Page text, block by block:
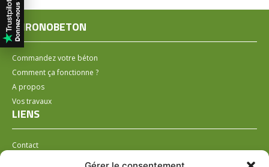
CHRONOBETON
Commandez votre béton
Comment ça fonctionne ?
A propos
Vos travaux
LIENS
Contact